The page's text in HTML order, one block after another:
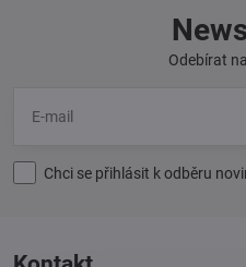
Odebírat
Chci se přihlásit k odběru